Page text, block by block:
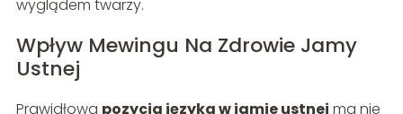
wyglądem twarzy.
Wpływ Mewingu Na Zdrowie Jamy
Ustnej
Prawidłowa pozycja języka w jamie ustnej ma nie